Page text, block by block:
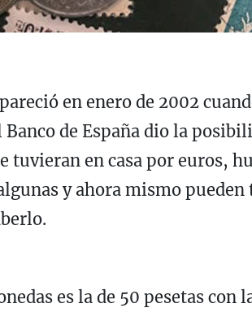
en enero de 2002
Banco de España dio la
tuvieran en casa por euros,
y ahora mismo
es la de 50 pesetas con